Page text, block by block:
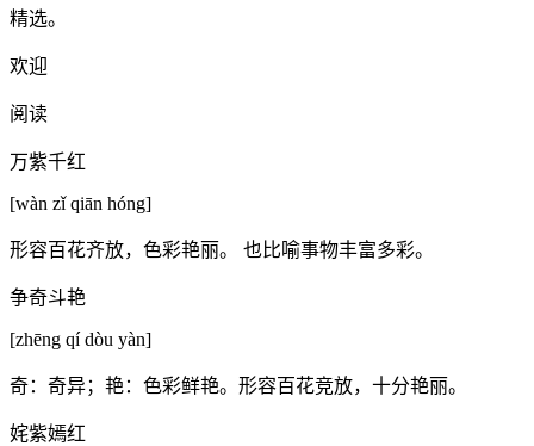
精选。
欢迎
阅读
万紫千红
[wàn zǐ qiān hóng]
形容百花齐放，色彩艳丽。 也比喻事物丰富多彩。
争奇斗艳
[zhēng qí dòu yàn]
奇：奇异；艳：色彩鲜艳。形容百花竞放，十分艳丽。
姹紫嫣红